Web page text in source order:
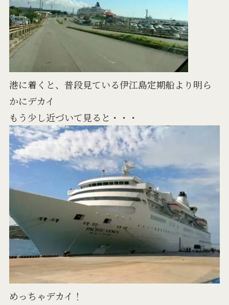
港に着くと、普段見ている伊江島定期船より明ら
かにデカイ
もう少し近づいて見ると・・・
めっちゃデカイ！